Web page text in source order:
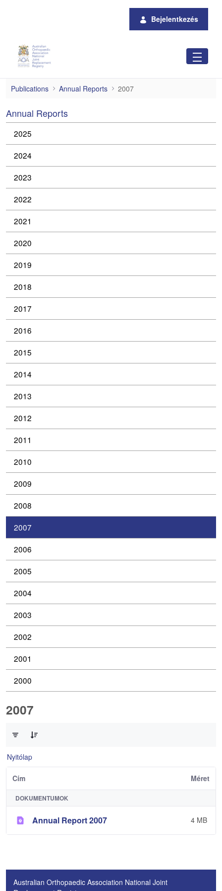
Bejelentkezés
2007
Publications Annual Reports 2007
Annual Reports
2025
2024
2023
2022
2021
2020
2019
2018
2017
2016
2015
2014
2013
2012
2011
2010
2009
2008
2007
2006
2005
2004
2003
2002
2001
2000
2007
Nyitólap
Cím Méret
DOKUMENTUMOK
Annual Report 2007 4 MB
Australian Orthopaedic Association National Joint